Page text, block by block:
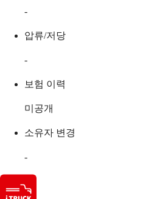
-
압류/저당
-
보험 이력
미공개
소유자 변경
-